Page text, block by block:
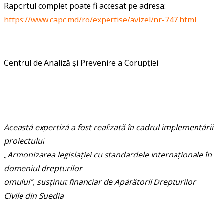
Raportul complet poate fi accesat pe adresa:
https://www.capc.md/ro/expertise/avizel/nr-747.html
Centrul de Analiză și Prevenire a Corupției
Această expertiză a fost realizată în cadrul implementării
proiectului
„Armonizarea legislației cu standardele internaționale în
domeniul drepturilor
omului”, susținut financiar de Apărătorii Drepturilor
Civile din Suedia